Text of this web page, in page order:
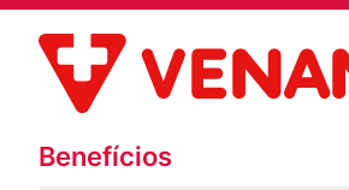
Benefícios